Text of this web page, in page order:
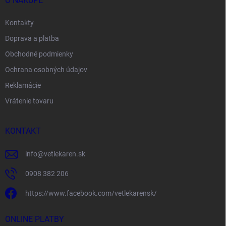
Kontakty
Doprava a platba
Obchodné podmienky
Ochrana osobných údajov
Reklamácie
Vrátenie tovaru
KONTAKT
info@vetlekaren.sk
0908 382 206
https://www.facebook.com/vetlekarensk/
ONLINE PLATBY